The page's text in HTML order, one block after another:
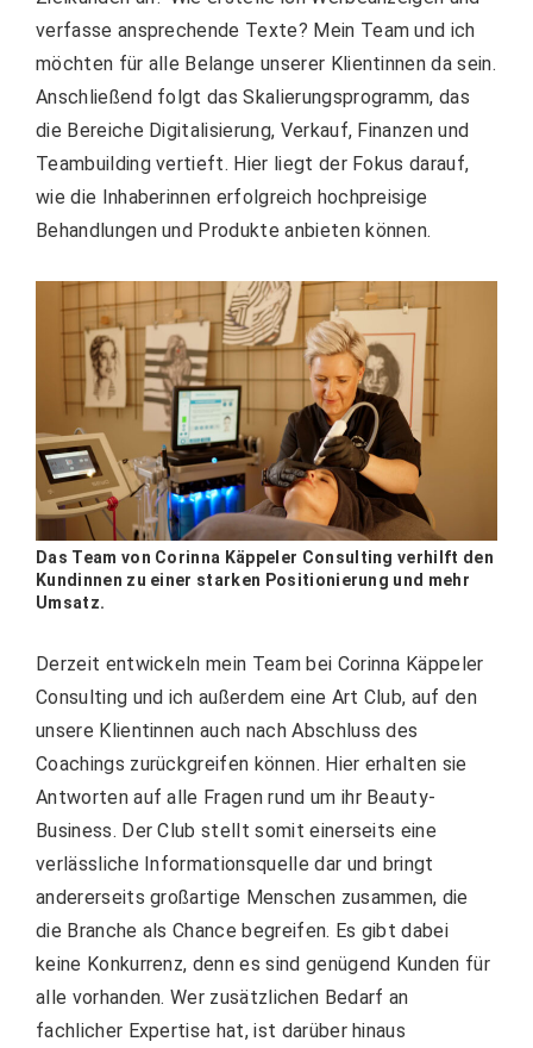
verfasse ansprechende Texte? Mein Team und ich
möchten für alle Belange unserer Klientinnen da sein.
Anschließend folgt das Skalierungsprogramm, das
die Bereiche Digitalisierung, Verkauf, Finanzen und
Teambuilding vertieft. Hier liegt der Fokus darauf,
wie die Inhaberinnen erfolgreich hochpreisige
Behandlungen und Produkte anbieten können.
Das Team von Corinna Käppeler Consulting verhilft den
Kundinnen zu einer starken Positionierung und mehr
Umsatz.
Derzeit entwickeln mein Team bei Corinna Käppeler
Consulting und ich außerdem eine Art Club, auf den
unsere Klientinnen auch nach Abschluss des
Coachings zurückgreifen können. Hier erhalten sie
Antworten auf alle Fragen rund um ihr Beauty-
Business. Der Club stellt somit einerseits eine
verlässliche Informationsquelle dar und bringt
andererseits großartige Menschen zusammen, die
die Branche als Chance begreifen. Es gibt dabei
keine Konkurrenz, denn es sind genügend Kunden für
alle vorhanden. Wer zusätzlichen Bedarf an
fachlicher Expertise hat, ist darüber hinaus